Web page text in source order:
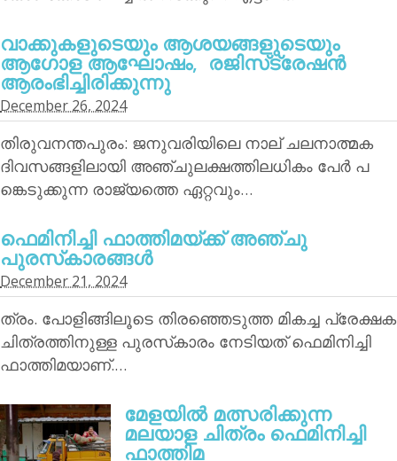
വാക്കുകളുടെയും ആശയങ്ങളുടെയും
ആഗോള ആഘോഷം, രജിസ്‌ട്രേഷന്‍
ആരംഭിച്ചിരിക്കുന്നു
December 26, 2024
തിരുവനന്തപുരം: ജനുവരിയിലെ നാല് ചലനാത്മക
ദിവസങ്ങളിലായി അഞ്ചുലക്ഷത്തിലധികം പേര്‍ പ
ങ്കെടുക്കുന്ന രാജ്യത്തെ ഏറ്റവും…
ഫെമിനിച്ചി ഫാത്തിമയ്ക്ക് അഞ്ചു
പുരസ്‌കാരങ്ങള്‍
December 21, 2024
ത്രം. പോളിങ്ങിലൂടെ തിരഞ്ഞെടുത്ത മികച്ച പ്രേക്ഷക
ചിത്രത്തിനുള്ള പുരസ്‌കാരം നേടിയത് ഫെമിനിച്ചി
ഫാത്തിമയാണ്.…
മേളയില്‍ മത്സരിക്കുന്ന
മലയാള ചിത്രം ഫെമിനിച്ചി
ഫാത്തിമ